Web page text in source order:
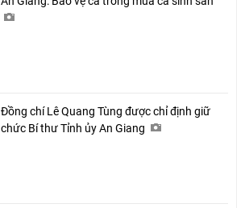
Đồng chí Lê Quang Tùng được chỉ định giữ
chức Bí thư Tỉnh ủy An Giang